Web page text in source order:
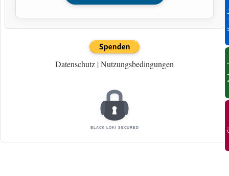
Datenschutz |Nutzungsbedingungen
BLACK LOKI SECURED